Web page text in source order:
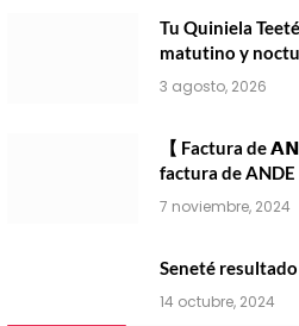
Tu Quiniela
matutino y
3 agosto, 2026
【 Factura de
factura de
7 noviembre, 2024
Seneté
14 octubre, 2024